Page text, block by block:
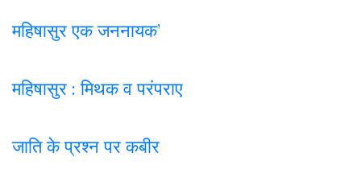
महिषासुर एक जननायक’
महिषासुर : मिथक व परंपराए
जाति के प्रश्न पर कबीर